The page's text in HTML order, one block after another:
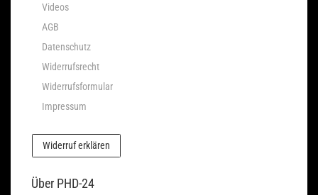
Videos
AGB
Datenschutz
Widerrufsrecht
Widerrufsformular
Impressum
Widerruf erklären
Über PHD-24